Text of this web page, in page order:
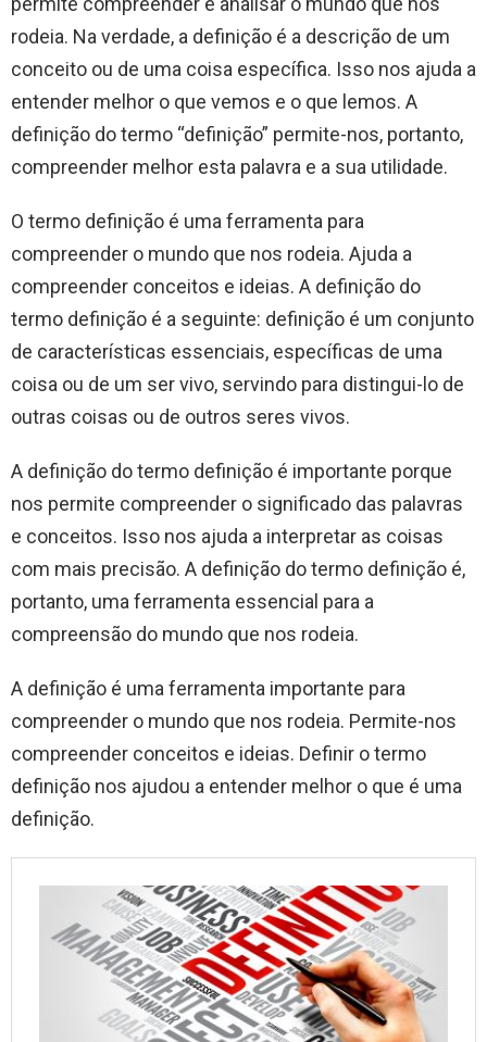
rodeia. Na verdade, a definição é a descrição de um
conceito ou de uma coisa específica. Isso nos ajuda a
entender melhor o que vemos e o que lemos. A
definição do termo “definição” permite-nos, portanto,
compreender melhor esta palavra e a sua utilidade.
O termo definição é uma ferramenta para
compreender o mundo que nos rodeia. Ajuda a
compreender conceitos e ideias. A definição do
termo definição é a seguinte: definição é um conjunto
de características essenciais, específicas de uma
coisa ou de um ser vivo, servindo para distingui-lo de
outras coisas ou de outros seres vivos.
A definição do termo definição é importante porque
nos permite compreender o significado das palavras
e conceitos. Isso nos ajuda a interpretar as coisas
com mais precisão. A definição do termo definição é,
portanto, uma ferramenta essencial para a
compreensão do mundo que nos rodeia.
A definição é uma ferramenta importante para
compreender o mundo que nos rodeia. Permite-nos
compreender conceitos e ideias. Definir o termo
definição nos ajudou a entender melhor o que é uma
definição.